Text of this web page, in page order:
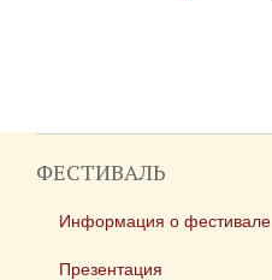
ФЕСТИВАЛЬ
Информация о фестивале
Презентация